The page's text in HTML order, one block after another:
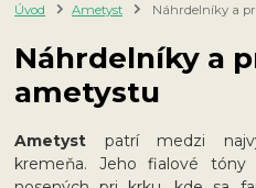
Úvod Ametyst Náhrdelníky a
Náhrdelníky a
ametystu
Ametyst patrí medzi
kremeňa. Jeho fialové